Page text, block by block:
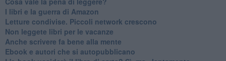
I libri e la guerra di Amazon
​Letture condivise. Piccoli network crescono
​Non leggete libri per le vacanze
​Anche scrivere fa bene alla mente
​Ebook e autori che si autopubblicano